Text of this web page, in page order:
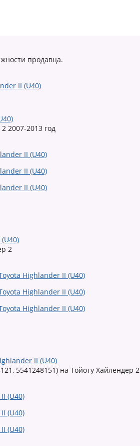
продавца.
2007-2013 год
2
II (U40)
5541248151) на Тойоту Хайлендер 2